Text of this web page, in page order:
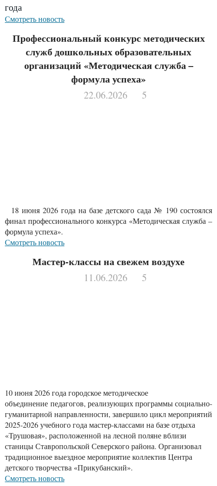
года
Смотреть новость
Профессиональный конкурс методических
служб дошкольных образовательных
организаций «Методическая служба –
формула успеха»
22.06.2026 5
18 июня 2026 года на базе детского сада № 190 состоялся
финал профессионального конкурса «Методическая служба –
формула успеха».
Смотреть новость
Мастер-классы на свежем воздухе
11.06.2026 5
10 июня 2026 года городское методическое
объединение педагогов, реализующих программы социально-
гуманитарной направленности, завершило цикл мероприятий
2025-2026 учебного года мастер-классами на базе отдыха
«Трушовая», расположенной на лесной поляне вблизи
станицы Ставропольской Северского района. Организовал
традиционное выездное мероприятие коллектив Центра
детского творчества «Прикубанский».
Смотреть новость